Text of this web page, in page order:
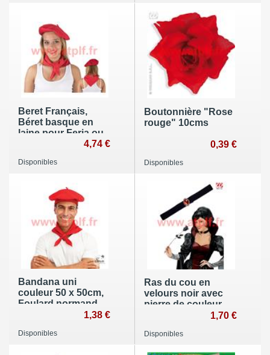
Beret Français,
Béret basque en
laine pour Feria ou
soirée Basque4,74 €
Disponibles
Boutonnière "Rose
rouge" 10cms
0,39 €
Disponibles
Bandana uni
couleur 50 x 50cm,
Foulard normand,
1,38 €
Disponibles
Ras du cou en
velours noir avec
pierre de couleur,
Cabaret, Saloon,1,70 €
Disponibles